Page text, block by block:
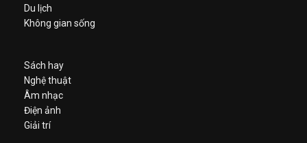
Du lịch
Không gian sống
Sách hay
Nghệ thuật
Âm nhạc
Điện ảnh
Giải trí